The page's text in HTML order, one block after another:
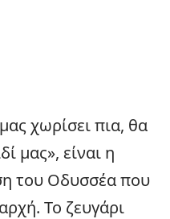
χωρίσει πια, θα
μας», είναι η
του Οδυσσέα που
Το ζευγάρι